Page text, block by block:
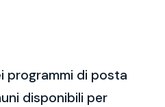
programmi di posta
disponibili per